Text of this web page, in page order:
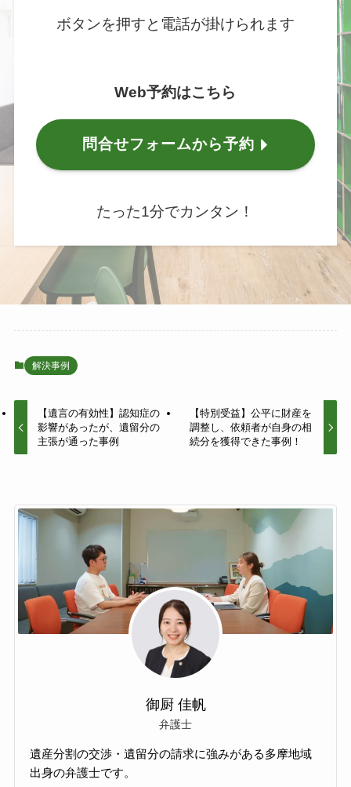
ボタンを押すと電話が掛けられます
Web予約はこちら
問合せフォームから予約
たった1分でカンタン！
解決事例
【遺言の有効性】認知症の
影響があったが、遺留分の
主張が通った事例
【特別受益】公平に財産を
調整し、依頼者が自身の相
続分を獲得できた事例！
御厨 佳帆
弁護士
遺産分割の交渉・遺留分の請求に強みがある多摩地域
出身の弁護士です。